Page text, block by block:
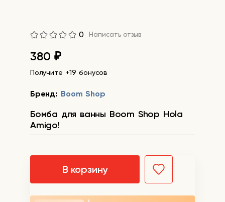
0 Написать отзыв
380₽
Получите +19 бонусов
Бренд: Boom Shop
Бомба для ванны Boom Shop Hola
Amigo!
В корзину